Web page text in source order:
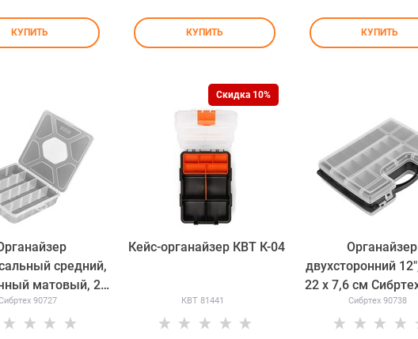
КУПИТЬ КУПИТЬ КУПИТЬ
средний,
матовый, 20
4.5 см Сибртех
90727
90727
Кейс-органайзер КВТ К-04
КВТ 81441
Скидка 10%
Органайзер
двухсторонний
22 х 7,6 см
Сибртех 90738